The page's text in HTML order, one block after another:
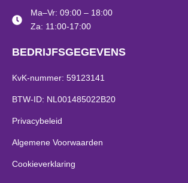
Ma–Vr: 09:00 – 18:00
Za: 11:00-17:00
BEDRIJFSGEGEVENS
KvK-nummer: 59123141
BTW-ID: NL001485022B20
Privacybeleid
Algemene Voorwaarden
Cookieverklaring